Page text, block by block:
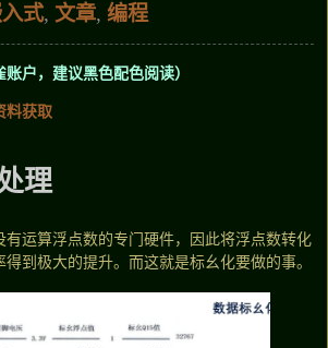
式, 文章, 编程
户，建议黑色配色阅读）
料获取
理
有运算浮点数的专门硬件，因此将浮点数转化
到极大的提升。而这就是标幺化要做的事。